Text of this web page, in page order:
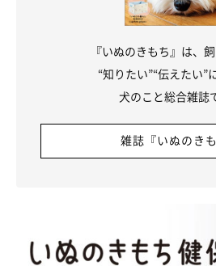
『いぬのきもち』は、
“知りたい”“伝えたい”
犬のこと総合雑誌
雑誌『いぬのきも